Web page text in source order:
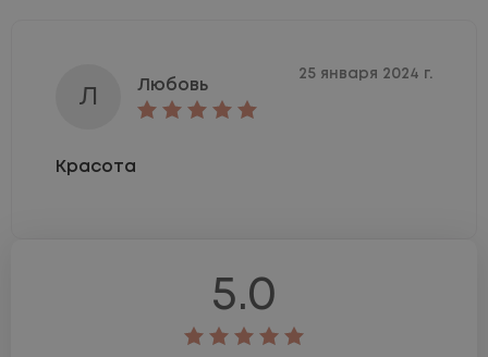
Л Любовь
25 января 2024 г.
Красота
5.0